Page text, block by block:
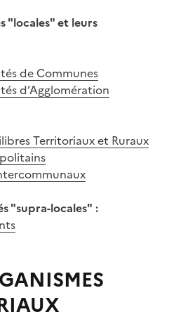
"locales" et leurs
de Communes
d’Agglomération
Territoriaux et Ruraux
"supra-locales" :